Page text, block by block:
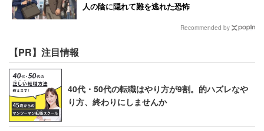
人の陰に隠れて難を逃れた恐怖
Recommended by
【PR】注目情報
40代・50代の転職はやり方が9割。的ハズレなや
り方、終わりにしませんか